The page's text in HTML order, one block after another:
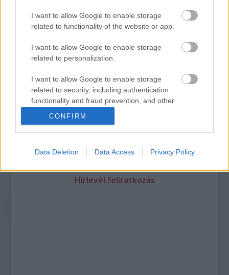
I want to allow Google to enable storage
related to functionality of the website or app.
I want to allow Google to enable storage
related to personalization.
I want to allow Google to enable storage
related to security, including authentication
functionality and fraud prevention, and other
CONFIRM
Data Deletion Data Access Privacy Policy
Legolvasottabb
Megdöbbentő fotók a néptelen fővárosról
A 10 legütősebb drogos film
Megjöttek a meztelen hősnők
Meztelenség és anatómia
A forradalom egy holland fotós szemével
A legizgalmasabb fotók 2015-ből
Nézd meg a 48-as szabadságharc hőseiről készült
Hírlevél feliratkozás